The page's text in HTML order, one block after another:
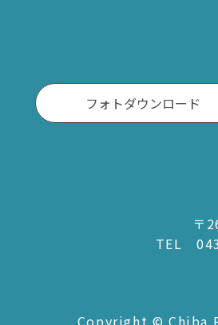
フォトダウンロード
〒
TEL